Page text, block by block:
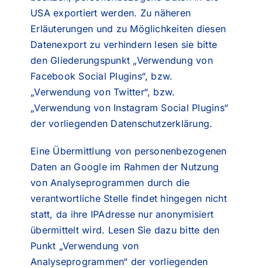
USA exportiert werden. Zu näheren
Erläuterungen und zu Möglichkeiten diesen
Datenexport zu verhindern lesen sie bitte
den Gliederungspunkt „Verwendung von
Facebook Social Plugins“, bzw.
„Verwendung von Twitter“, bzw.
„Verwendung von Instagram Social Plugins“
der vorliegenden Datenschutzerklärung.
Eine Übermittlung von personenbezogenen
Daten an Google im Rahmen der Nutzung
von Analyseprogrammen durch die
verantwortliche Stelle findet hingegen nicht
statt, da ihre IPAdresse nur anonymisiert
übermittelt wird. Lesen Sie dazu bitte den
Punkt „Verwendung von
Analyseprogrammen“ der vorliegenden